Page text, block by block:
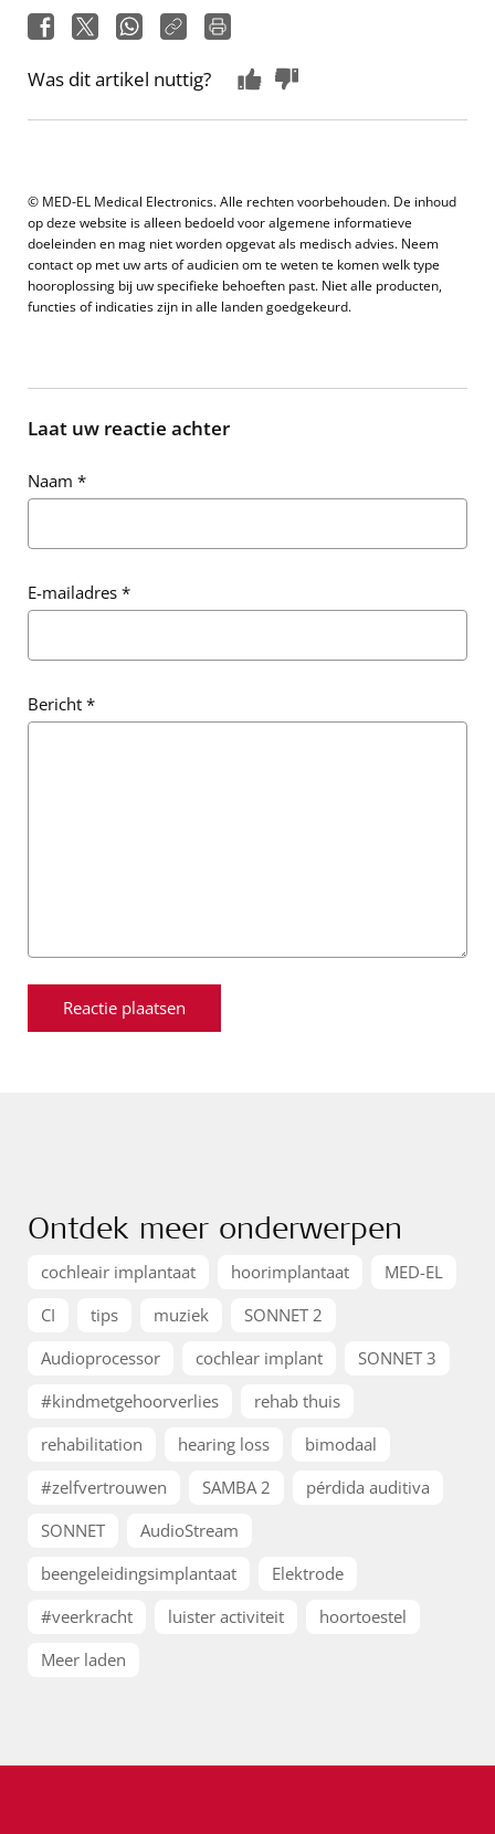
Was dit artikel nuttig?
© MED-EL Medical Electronics. Alle rechten voorbehouden. De inhoud
op deze website is alleen bedoeld voor algemene informatieve
doeleinden en mag niet worden opgevat als medisch advies. Neem
contact op met uw arts of audicien om te weten te komen welk type
hooroplossing bij uw specifieke behoeften past. Niet alle producten,
functies of indicaties zijn in alle landen goedgekeurd.
Laat uw reactie achter
Naam *
E-mailadres *
Bericht *
Ontdek meer onderwerpen
cochleair implantaat hoorimplantaat
MED-EL
CI
tips muziek
SONNET 2
Audioprocessor
cochlear implant
SONNET 3
#kindmetgehoorverlies
rehab thuis
rehabilitation
hearing loss
bimodaal
#zelfvertrouwen
SAMBA 2
pérdida auditiva
SONNET
AudioStream
beengeleidingsimplantaat
Elektrode
#veerkracht
luister activiteit
hoortoestel
Meer laden